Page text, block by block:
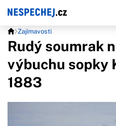
Zajímavosti
Rudý soumrak
výbuchu sopky
1883